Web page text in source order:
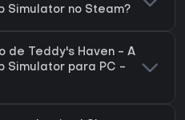
Simulator no Steam?
de Teddy's Haven - A
Simulator para PC -